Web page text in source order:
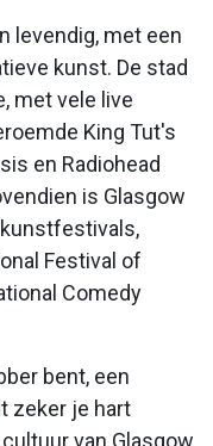
levendig, met een
kunst. De stad
met vele live
King Tut's
en Radiohead
is Glasgow
Festival of
Comedy
bent, een
zeker je hart
van Glasgow